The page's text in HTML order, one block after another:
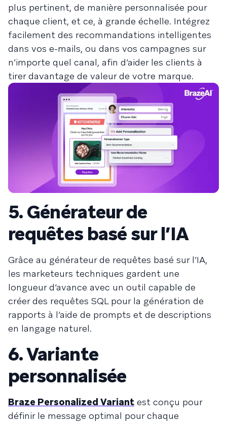
plus pertinent, de manière personnalisée pour
chaque client, et ce, à grande échelle. Intégrez
facilement des recommandations intelligentes
dans vos e-mails, ou dans vos campagnes sur
n’importe quel canal, afin d’aider les clients à
tirer davantage de valeur de votre marque.
5. Générateur de
requêtes basé sur l’IA
Grâce au générateur de requêtes basé sur l’IA,
les marketeurs techniques gardent une
longueur d’avance avec un outil capable de
créer des requêtes SQL pour la génération de
rapports à l’aide de prompts et de descriptions
en langage naturel.
6. Variante
personnalisée
Braze Personalized Variant est conçu pour
définir le message optimal pour chaque